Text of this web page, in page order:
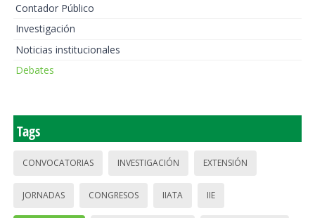
Contador Público
Investigación
Noticias institucionales
Debates
Tags
CONVOCATORIAS INVESTIGACIÓN EXTENSIÓN
JORNADAS CONGRESOS IIATA IIE